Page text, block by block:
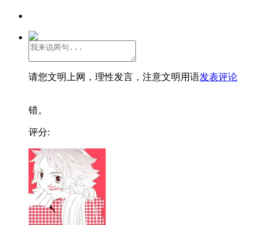
请您文明上网，理性发言，注意文明用语发表评论
错。
评分: